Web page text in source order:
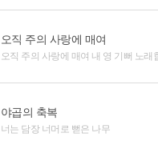
오직 주의 사랑에 매여
오직 주의 사랑에 매여 내 영 기뻐 노래합니
야곱의 축복
너는 담장 너머로 뻗은 나무